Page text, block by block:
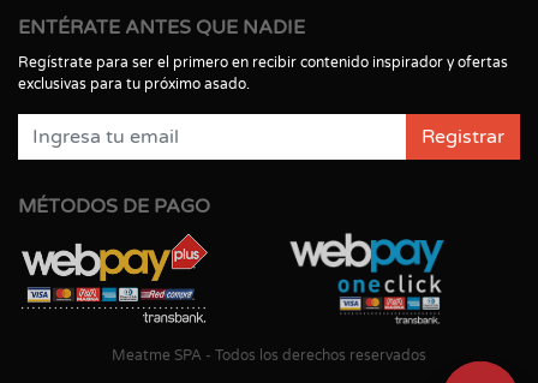
ENTÉRATE ANTES QUE NADIE
Regístrate para ser el primero en recibir contenido inspirador y ofertas
exclusivas para tu próximo asado.
Registrar
MÉTODOS DE PAGO
Meatme SPA - Todos los derechos reservados